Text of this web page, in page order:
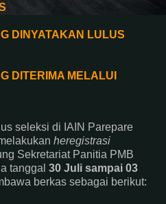
DINYATAKAN LULUS
DITERIMA MELALUI
seleksi di IAIN Parepare
heregistrasi
Sekretariat Panitia PMB
tanggal 30 Juli sampai 03
berkas sebagai berikut: